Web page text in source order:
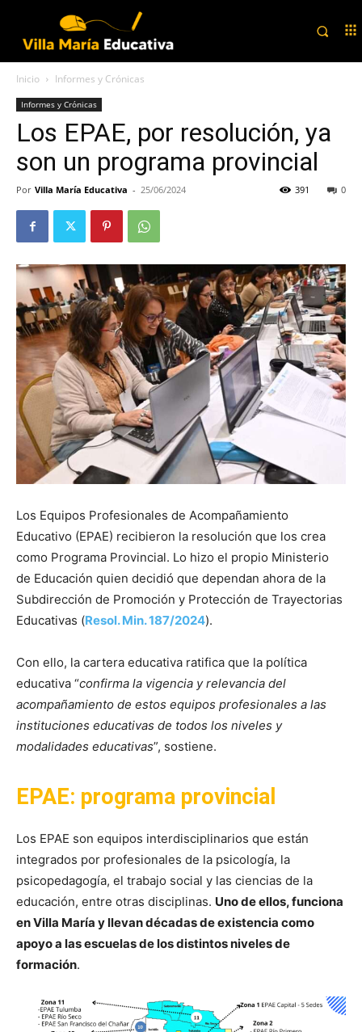
Inicio Informes y Crónicas
Informes y Crónicas
Los EPAE, por resolución, ya
son un programa provincial
Por Villa María Educativa - 25/06/2024 0
391
Los Equipos Profesionales de Acompañamiento
Educativo (EPAE) recibieron la resolución que los crea
como Programa Provincial. Lo hizo el propio Ministerio
de Educación quien decidió que dependan ahora de la
Subdirección de Promoción y Protección de Trayectorias
Educativas (Resol. Min. 187/2024).
Con ello, la cartera educativa ratifica que la política
educativa “confirma la vigencia y relevancia del
acompañamiento de estos equipos profesionales a las
instituciones educativas de todos los niveles y
modalidades educativas”, sostiene.
EPAE: programa provincial
Los EPAE son equipos interdisciplinarios que están
integrados por profesionales de la psicología, la
psicopedagogía, el trabajo social y las ciencias de la
educación, entre otras disciplinas. Uno de ellos, funciona
en Villa María y llevan décadas de existencia como
apoyo a las escuelas de los distintos niveles de
formación.